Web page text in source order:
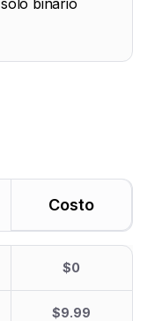
solo binario
Costo
$0
$9.99